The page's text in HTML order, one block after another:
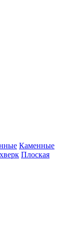
Каменные
Плоская